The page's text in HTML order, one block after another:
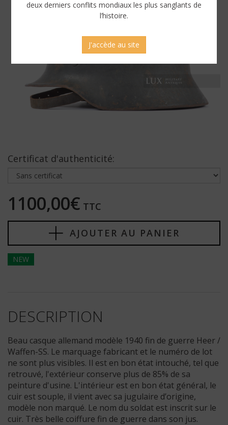
Certificat d'authenticité:
1100,00€ TTC
AJOUTER AU PANIER
NEW
DESCRIPTION
Beau casque allemand modèle 1940 fin de guerre Heer /
Waffen-SS. Le marquage fabricant et le numéro de lot
ne sont plus visibles. Il est en bon état intouché, tel que
retrouvé, l'extérieur conserve plus de 85% de sa
peinture d'usine. L'intérieur est en bon état général, le
cuir est souple, il vient avec sa jugulaire d’origine,
modèle non marqué. Le nom du soldat est inscrit sur le
cuir. Très belle coiffure fin de guerre dans son jus.
deux derniers conflits mondiaux les plus sanglants de
l’histoire.
J'accède au site